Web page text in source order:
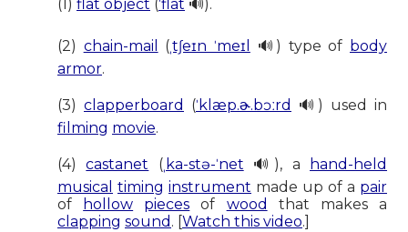
(1) flat object (ˈflat 🔊).
(2) chain-mail (ˌtʃeɪn ˈmeɪl 🔊) type of body
armor.
(3) clapperboard (ˈklæp.ɚ.bɔːrd
🔊) used in
filming movie.
(4)castanet (ˌka-stə-ˈnet 🔊), a
hand-held
musical timing instrument made up of a pair
of
hollow pieces of wood
that makes a
clapping sound . [Watch this video.]